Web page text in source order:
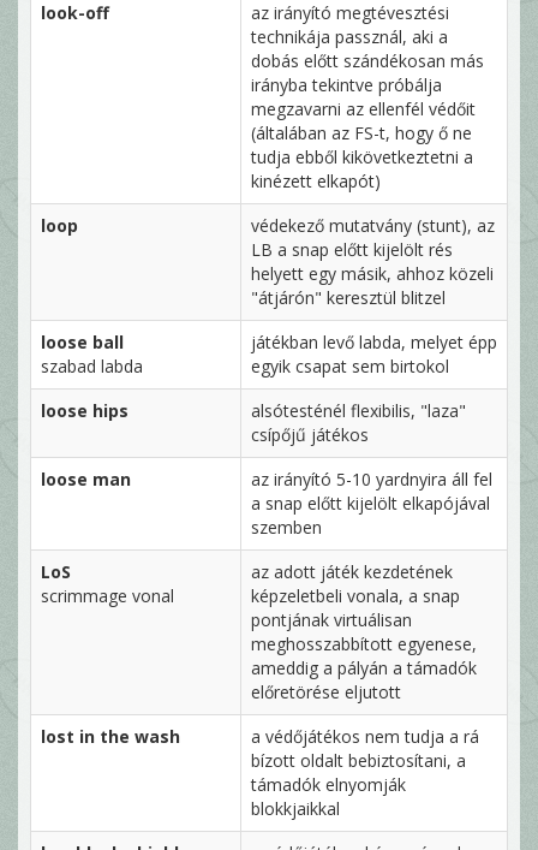
look-off
az irányító megtévesztési
technikája passznál, aki a
dobás előtt szándékosan más
irányba tekintve próbálja
megzavarni az ellenfél védőit
(általában az FS-t, hogy ő ne
tudja ebből kikövetkeztetni a
kinézett elkapót)
loop
védekező mutatvány (stunt), az
LB a snap előtt kijelölt rés
helyett egy másik, ahhoz közeli
"átjárón" keresztül blitzel
loose ball
szabad labda
játékban levő labda, melyet épp
egyik csapat sem birtokol
loose hips
alsótesténél flexibilis, "laza"
csípőjű játékos
loose man
az irányító 5-10 yardnyira áll fel
a snap előtt kijelölt elkapójával
szemben
LoS
scrimmage vonal
az adott játék kezdetének
képzeletbeli vonala, a snap
pontjának virtuálisan
meghosszabbított egyenese,
ameddig a pályán a támadók
előretörése eljutott
lost in the wash
a védőjátékos nem tudja a rá
bízott oldalt bebiztosítani, a
támadók elnyomják
blokkjaikkal